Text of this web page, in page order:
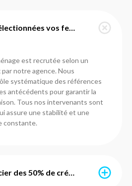
Comment sont sélectionnées vos femmes de ménage à Veigné ?
est recrutée selon un
notre agence. Nous
systématique des références
antécédents pour garantir la
Tous nos intervenants sont
assure une stabilité et une
constante.
Comment bénéficier des 50% de crédit d'impôt immédiat ?